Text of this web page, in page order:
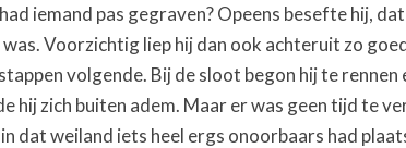
iemand pas gegraven? Opeens besefte hij,
was. Voorzichtig liep hij dan ook achteruit zo
volgende. Bij de sloot begon hij te rennen
hij zich buiten adem. Maar er was geen tijd te
dat weiland iets heel ergs onoorbaars had